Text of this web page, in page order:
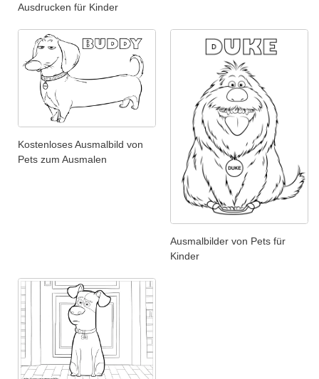
Ausdrucken für Kinder
Kostenloses Ausmalbild von
Pets zum Ausmalen
Ausmalbilder von Pets für
Kinder